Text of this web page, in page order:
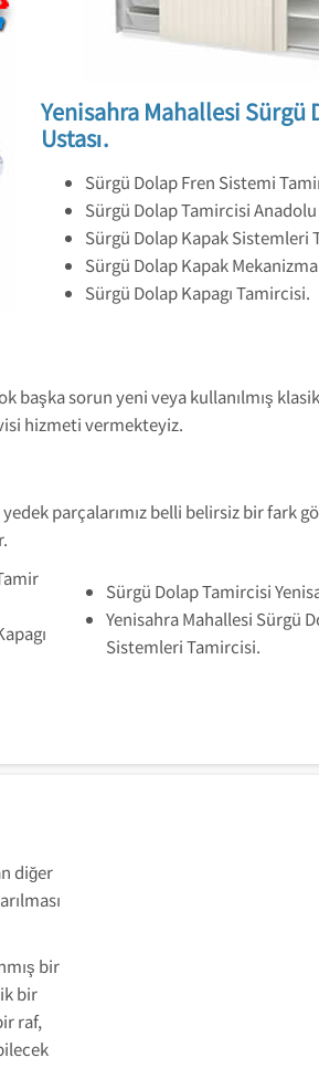
Yenisahra Mahallesi Sürgü
Ustası.
Sürgü Dolap Fren Sistemi
Sürgü Dolap Tamircisi Anadolu
Sürgü Dolap Kapak Sistemleri
Sürgü Dolap Kapak
Sürgü Dolap Kapagı Tamircisi.
başka sorun yeni veya kullanılmış
hizmeti vermekteyiz.
parçalarımız belli belirsiz bir fark
Sürgü Dolap Tamircisi
Yenisahra Mahallesi Sürgü
Sistemleri Tamircisi.
diğer
bir
bir
raf,